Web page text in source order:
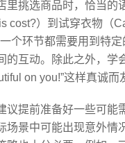
里挑选商品时，恰当
cost?）到试穿衣物（
个环节都需要用到特
的互动。除此之外，学
on you!”这样真诚而
议提前准备好一些可能
场景中可能出现意外情